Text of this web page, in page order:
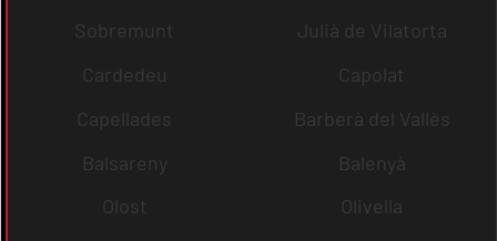
Sobremunt
Julià de Vilatorta
Cardedeu
Capolat
Capellades
Barberà del Vallès
Balsareny
Balenyà
Olost
Olivella